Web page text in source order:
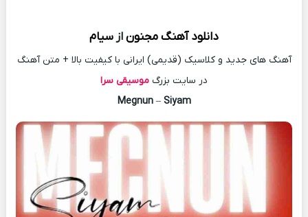
دانلود آهنگمجنونازسیام
آهنگ های جدید و کلاسیک (قدیمی) ایرانی با کیفیت بالا + متن آهنگ
در سایت بزرگ موسیقی سرا
Megnun– Siyam